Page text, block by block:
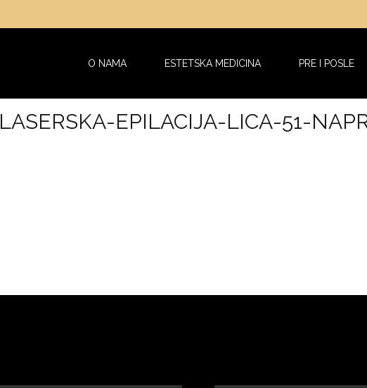
O NAMA ESTETSKA MEDICINA PRE I POSLE
LASERSKA-EPILACIJA-LICA-51-